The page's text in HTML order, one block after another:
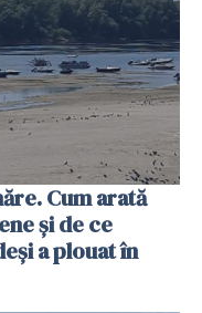
Cum arată
și de ce
a plouat în